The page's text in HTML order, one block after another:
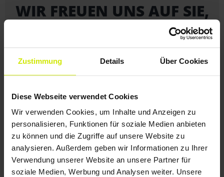
Zustimmung Details Über Cookies
Diese Webseite verwendet Cookies
Wir verwenden Cookies, um Inhalte und Anzeigen zu
personalisieren, Funktionen für soziale Medien anbieten
zu können und die Zugriffe auf unsere Website zu
analysieren. Außerdem geben wir Informationen zu Ihrer
Verwendung unserer Website an unsere Partner für
soziale Medien, Werbung und Analysen weiter. Unsere
WIR FREUEN UNS AUF SIE,
IHRE ZIELGRUPPEN UND
AUF IHR PROJEKT!
+49 241 99 00 610
Lousbergstraße 54, 52072 Aachen